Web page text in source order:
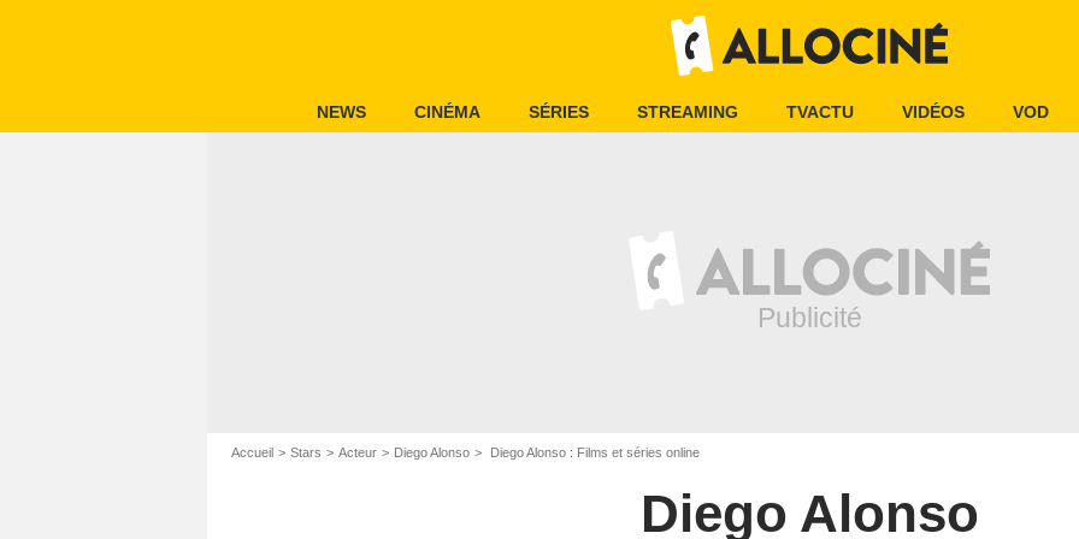
NEWS CINÉMA SÉRIES STREAMING TVACTU VIDÉOS VOD
Accueil Stars Acteur Diego Alonso Diego Alonso : Films et séries online
Diego Alonso